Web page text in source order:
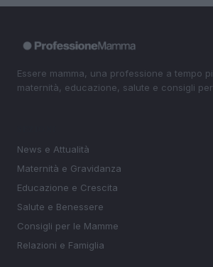
Essere mamma, una professione a tempo
maternità, educazione, salute e consigli
News e Attualità
Maternità e Gravidanza
Educazione e Crescita
Salute e Benessere
Consigli per le Mamme
Relazioni e Famiglia